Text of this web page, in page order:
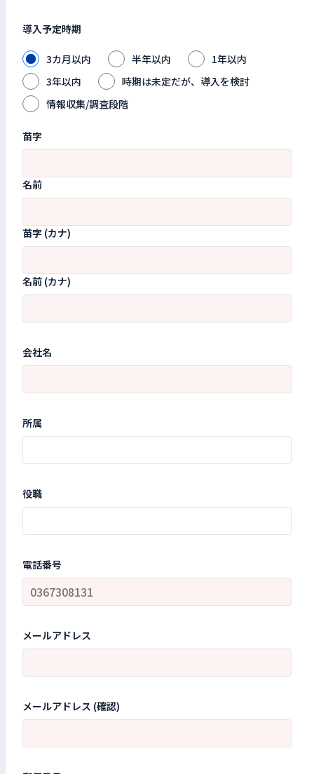
導入予定時期
3カ月以内 半年以内
1年以内
3年以内
時期は未定だが、導入を検討
情報収集/調査段階
苗字
名前
苗字 (カナ)
名前 (カナ)
会社名
所属
役職
電話番号
メールアドレス
メールアドレス (確認)